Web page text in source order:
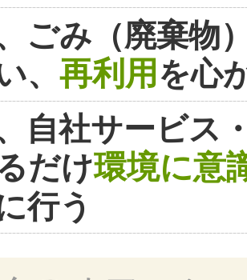
ごみ（廃棄物
、 再利用を心
自社サービス
だけ環境に意
行う